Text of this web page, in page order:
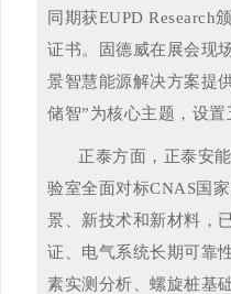
同期获EUPD Research
证书。固德威在展会现
景智慧能源解决方案提
储智”为核心主题，设置
正泰方面，正泰安
验室全面对标CNAS国
景、新技术和新材料，
证、电气系统长期可靠
素实测分析、螺旋桩基